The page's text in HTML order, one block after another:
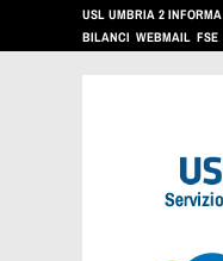
USL UMBRIA 2 INFORMA
BILANCI WEBMAIL FSE